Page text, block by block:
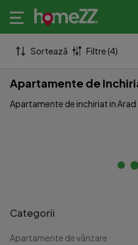
Sortează Filtre (4)
Apartamente de
Apartamente de inchiriat in
Categorii
Apartamente de vânzare